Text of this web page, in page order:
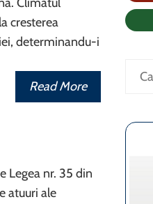
cresterea
determinandu-i
Read More
Legea nr. 35 din
atuuri ale
Caută